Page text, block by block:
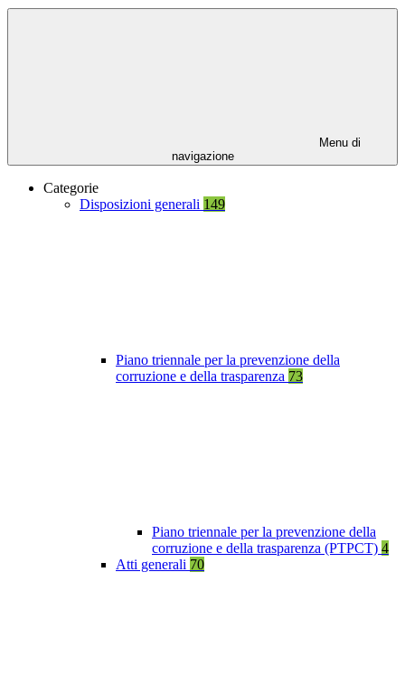
Menu di
navigazione
Categorie
Disposizioni generali 149
Piano triennale per la prevenzione della
corruzione e della trasparenza 73
Piano triennale per la prevenzione della
corruzione e della trasparenza (PTPCT) 4
Atti generali 70